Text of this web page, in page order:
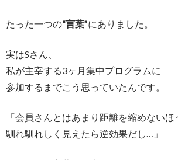
たった一つの“言葉”にありました。
実はSさん、
私が主宰する3ヶ月集中プログラムに
参加するまでこう思っていたんです。
「会員さんとはあまり距離を縮めないほ
馴れ馴れしく見えたら逆効果だし…」